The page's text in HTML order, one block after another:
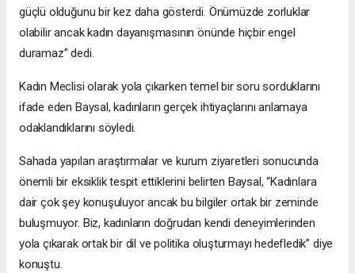
güçlü olduğunu bir kez daha gösterdi. Önümüzde zorluklar
olabilir ancak kadın dayanışmasının önünde hiçbir engel
duramaz” dedi.
Kadın Meclisi olarak yola çıkarken temel bir soru sorduklarını
ifade eden Baysal, kadınların gerçek ihtiyaçlarını anlamaya
odaklandıklarını söyledi.
Sahada yapılan araştırmalar ve kurum ziyaretleri sonucunda
önemli bir eksiklik tespit ettiklerini belirten Baysal, “Kadınlara
dair çok şey konuşuluyor ancak bu bilgiler ortak bir zeminde
buluşmuyor. Biz, kadınların doğrudan kendi deneyimlerinden
yola çıkarak ortak bir dil ve politika oluşturmayı hedefledik” diye
konuştu.